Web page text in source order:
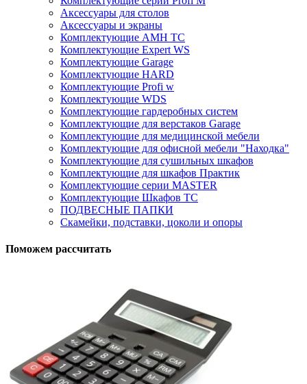
Аксессуары для столов
Аксессуары и экраны
Комплектующие AMH TC
Комплектующие Expert WS
Комплектующие Garage
Комплектующие HARD
Комплектующие Profi w
Комплектующие WDS
Комплектующие гардеробных систем
Комплектующие для верстаков Garage
Комплектующие для медицинской мебели
Комплектующие для офисной мебели "Находка"
Комплектующие для сушильных шкафов
Комплектующие для шкафов Практик
Комплектующие серии MASTER
Комплектующие Шкафов ТС
ПОДВЕСНЫЕ ПАПКИ
Скамейки, подставки, цоколи и опоры
Поможем рассчитать